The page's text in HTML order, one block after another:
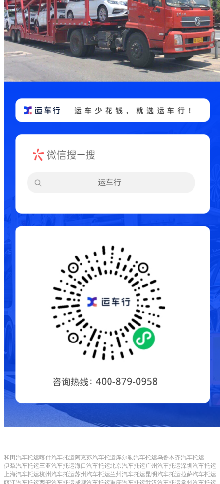
和田汽车托运喀什汽车托运阿克苏汽车托运库尔勒汽车托运乌鲁木齐汽车托运
伊犁汽车托运三亚汽车托运海口汽车托运北京汽车托运广州汽车托运深圳汽车托运
上海汽车托运杭州汽车托运苏州汽车托运兰州汽车托运昆明汽车托运拉萨汽车托运
丽江汽车托运西安汽车托运成都汽车托运重庆汽车托运武汉汽车托运常州汽车托运